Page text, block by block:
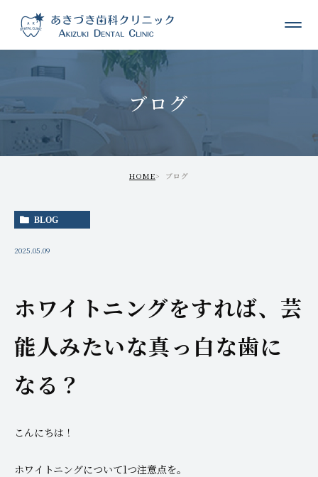
ブログ
HOME ブログ
BLOG
2025.05.09
ホワイトニングをすれば、芸
能人みたいな真っ白な歯に
なる？
こんにちは！
ホワイトニングについて1つ注意点を。